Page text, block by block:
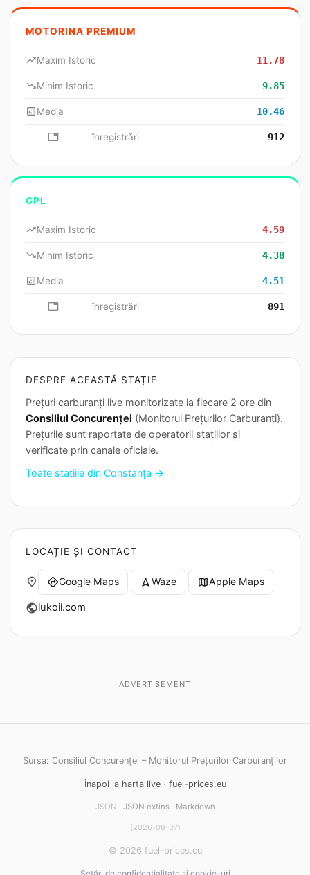
MOTORINA PREMIUM
trending_upMaxim Istoric 11.78
trending_downMinim Istoric 9.85
analyticsMedia 10.46
database înregistrări 912
GPL
trending_upMaxim Istoric 4.59
trending_downMinim Istoric 4.38
analyticsMedia 4.51
database înregistrări 891
DESPRE ACEASTĂ STAȚIE
Prețuri carburanți live monitorizate la fiecare 2 ore din
Consiliul Concurenței (Monitorul Prețurilor Carburanți).
Prețurile sunt raportate de operatorii stațiilor și
verificate prin canale oficiale.
Toate stațiile din Constanța →
LOCAȚIE ȘI CONTACT
place directionsGoogle Maps navigation Waze mapApple Maps
publiclukoil.com
ADVERTISEMENT
Sursa: Consiliul Concurenței – Monitorul Prețurilor Carburanților
Înapoi la harta live· fuel-prices.eu
JSON · JSON extins· Markdown
(2026-08-07)
© 2026 fuel-prices.eu